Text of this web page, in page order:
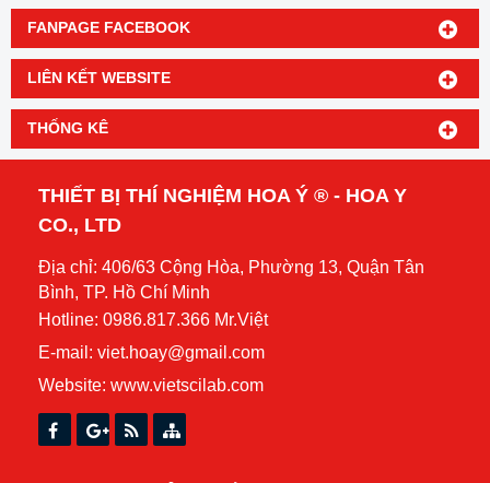
FANPAGE FACEBOOK
LIÊN KẾT WEBSITE
THỐNG KÊ
THIẾT BỊ THÍ NGHIỆM HOA Ý ® - HOA Y
CO., LTD
Địa chỉ: 406/63 Cộng Hòa, Phường 13, Quận Tân
Bình, TP. Hồ Chí Minh
Hotline: 0986.817.366 Mr.Việt
E-mail: viet.hoay@gmail.com
Website: www.vietscilab.com